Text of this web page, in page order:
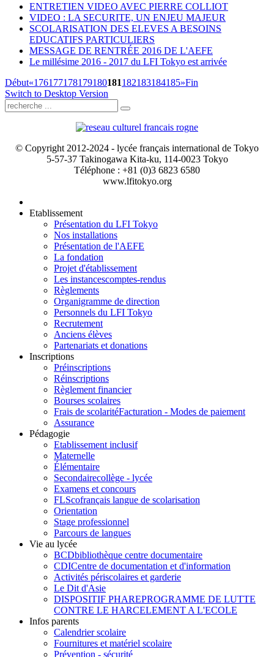
ENTRETIEN VIDEO AVEC PIERRE COLLIOT
VIDEO : LA SECURITE, UN ENJEU MAJEUR
SCOLARISATION DES ELEVES A BESOINS
EDUCATIFS PARTICULIERS
MESSAGE DE RENTRÉE 2016 DE L'AEFE
Le millésime 2016 - 2017 du LFI Tokyo est arrivée
Début«176177178179180181182183184185»Fin
Switch to Desktop Version
© Copyright 2012-2024 - lycée français international de Tokyo
5-57-37 Takinogawa Kita-ku, 114-0023 Tokyo
Téléphone : +81 (0)3 6823 6580
www.lfitokyo.org
Etablissement
Présentation du LFI Tokyo
Nos installations
Présentation de l'AEFE
La fondation
Projet d'établissement
Les instancescomptes-rendus
Règlements
Organigramme de direction
Personnels du LFI Tokyo
Recrutement
Anciens élèves
Partenariats et donations
Inscriptions
Préinscriptions
Réinscriptions
Règlement financier
Bourses scolaires
Frais de scolaritéFacturation - Modes de paiement
Assurance
Pédagogie
Etablissement inclusif
Maternelle
Élémentaire
Secondairecollège - lycée
Examens et concours
FLScofrançais langue de scolarisation
Orientation
Stage professionnel
Parcours de langues
Vie au lycée
BCDbibliothèque centre documentaire
CDICentre de documentation et d'information
Activités périscolaires et garderie
Le Dit d'Asie
DISPOSITIF PHAREPROGRAMME DE LUTTE
CONTRE LE HARCELEMENT A L'ECOLE
Infos parents
Calendrier scolaire
Fournitures et matériel scolaire
Prévention - sécurité